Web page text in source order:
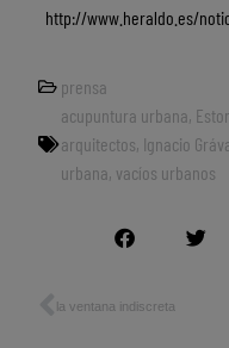
http://www.heraldo.es/
prensa
acupuntura urbana,
arquitectos, Ignacio
urbana, vacíos urbanos
la ventana indiscreta